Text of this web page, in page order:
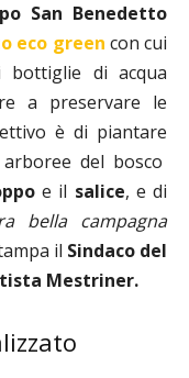
San Benedetto
eco green con cui
bottiglie di acqua
a preservare le
è di piantare
del bosco
e il salice, e di
bella campagna
il Sindaco del
Mestriner.